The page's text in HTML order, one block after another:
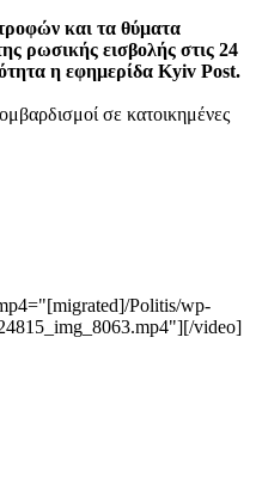
και τα θύματα
ρωσικής εισβολής στις 24
η εφημερίδα Kyiv Post.
σε κατοικημένες
Politis/wp-
video]